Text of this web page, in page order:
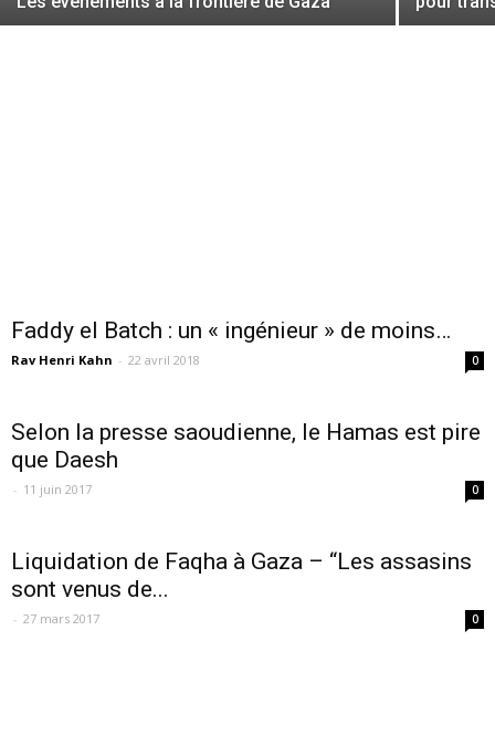
Faddy el Batch : un « ingénieur » de moins…
Rav Henri Kahn - 22 avril 2018 0
Selon la presse saoudienne, le Hamas est pire
que Daesh
- 11 juin 2017 0
Liquidation de Faqha à Gaza – “Les assasins
sont venus de...
- 27 mars 2017 0